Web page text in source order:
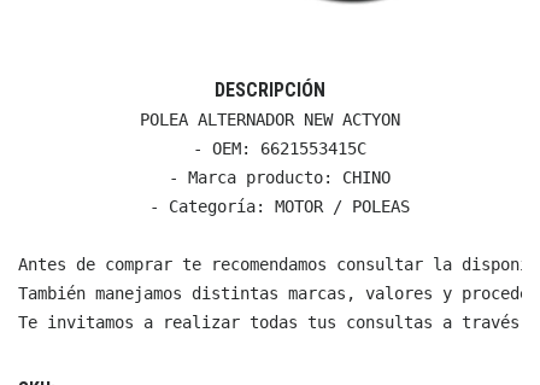
DESCRIPCIÓN
POLEA ALTERNADOR NEW ACTYON
  - OEM: 6621553415C
  - Marca producto: CHINO
  - Categoría: MOTOR / POLEAS
Antes de comprar te recomendamos consultar la
También manejamos distintas marcas, valores y
Te invitamos a realizar todas tus consultas a través